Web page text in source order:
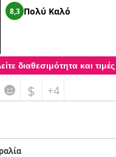
8,3 Πολύ Καλό
διαθεσιμότητα και τιμές
$ +4